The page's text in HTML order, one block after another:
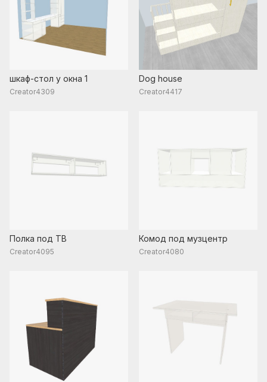
шкаф-стол у окна 1
Creator4309
Dog house
Creator4417
Полка под ТВ
Creator4095
Комод под музцентр
Creator4080